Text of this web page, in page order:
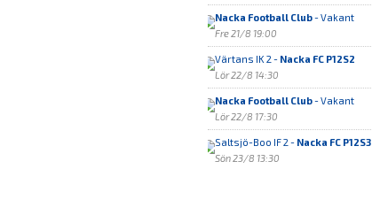
Nacka Football Club- Vakant
Fre 21/8 19:00
Värtans IK 2 - Nacka FC P12S2
Lör 22/8 14:30
Nacka Football Club- Vakant
Lör 22/8 17:30
Saltsjö-Boo IF 2 - Nacka FC P12S3
Sön 23/8 13:30